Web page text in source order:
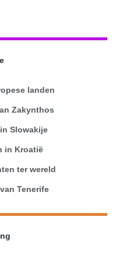
landen
Zakynthos
Slowakije
in Kroatië
ter wereld
Tenerife